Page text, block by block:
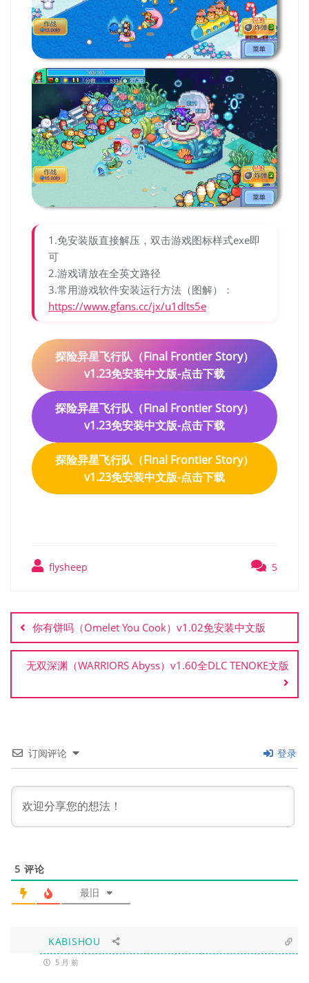
1.免安装版直接解压，双击游戏图标样式exe即
可
2.游戏请放在全英文路径
3.常用游戏软件安装运行方法（图解）：
https://www.gfans.cc/jx/u1dlts5e
探险异星飞行队（Final Frontier Story）
v1.23免安装中文版-点击下载
探险异星飞行队（Final Frontier Story）
v1.23免安装中文版-点击下载
探险异星飞行队（Final Frontier Story）
v1.23免安装中文版-点击下载
flysheep 5
章
导
航
你有饼吗（Omelet You Cook）v1.02免安装中文版
无双深渊（WARRIORS Abyss）v1.60全DLC TENOKE文版
订阅评论 登录
5 评论
最旧
KABISHOU
5 月 前